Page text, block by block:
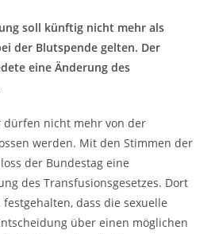
soll künftig nicht mehr als
der Blutspende gelten. Der
eine Änderung des
dürfen nicht mehr von der
werden. Mit den Stimmen der
der Bundestag eine
des Transfusionsgesetzes. Dort
dass die sexuelle
über einen möglichen